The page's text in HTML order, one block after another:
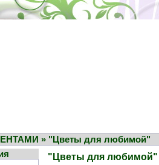
» "Цветы для любимой"
"Цветы для любимой"